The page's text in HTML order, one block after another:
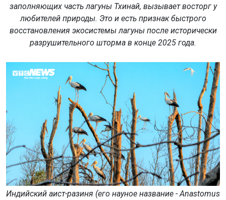
заполняющих часть лагуны Тхинай, вызывает восторг у
любителей природы. Это и есть признак быстрого
восстановления экосистемы лагуны после исторически
разрушительного шторма в конце 2025 года.
Индийский аист-разиня (его науное название - Anastomus